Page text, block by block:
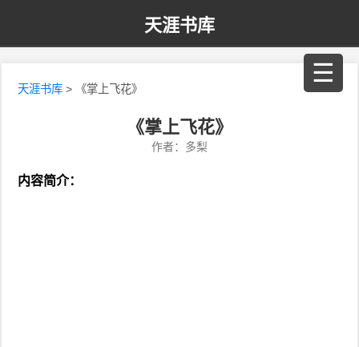
天涯书库
☰
天涯书库 > 《掌上飞花》
《掌上飞花》
作者：多梨
内容简介：